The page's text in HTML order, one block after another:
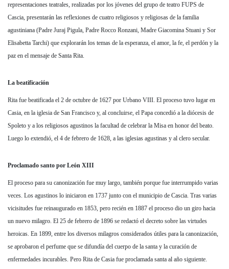
representaciones teatrales, realizadas por los jóvenes del grupo de teatro FUPS de
Cascia, presentarán las reflexiones de cuatro religiosos y religiosas de la familia
agustiniana (Padre Juraj Pigula, Padre Rocco Ronzani, Madre Giacomina Stuani y Sor
Elisabetta Tarchi) que explorarán los temas de la esperanza, el amor, la fe, el perdón y la
paz en el mensaje de Santa Rita.
La beatificación
Rita fue beatificada el 2 de octubre de 1627 por Urbano VIII. El proceso tuvo lugar en
Casia, en la iglesia de San Francisco y, al concluirse, el Papa concedió a la diócesis de
Spoleto y a los religiosos agustinos la facultad de celebrar la Misa en honor del beato.
Luego lo extendió, el 4 de febrero de 1628, a las iglesias agustinas y al clero secular.
Proclamado santo por León XIII
El proceso para su canonización fue muy largo, también porque fue interrumpido varias
veces. Los agustinos lo iniciaron en 1737 junto con el municipio de Cascia. Tras varias
vicisitudes fue reinaugurado en 1853, pero recién en 1887 el proceso dio un giro hacia
un nuevo milagro. El 25 de febrero de 1896 se redactó el decreto sobre las virtudes
heroicas. En 1899, entre los diversos milagros considerados útiles para la canonización,
se aprobaron el perfume que se difundía del cuerpo de la santa y la curación de
enfermedades incurables. Pero Rita de Casia fue proclamada santa al año siguiente.